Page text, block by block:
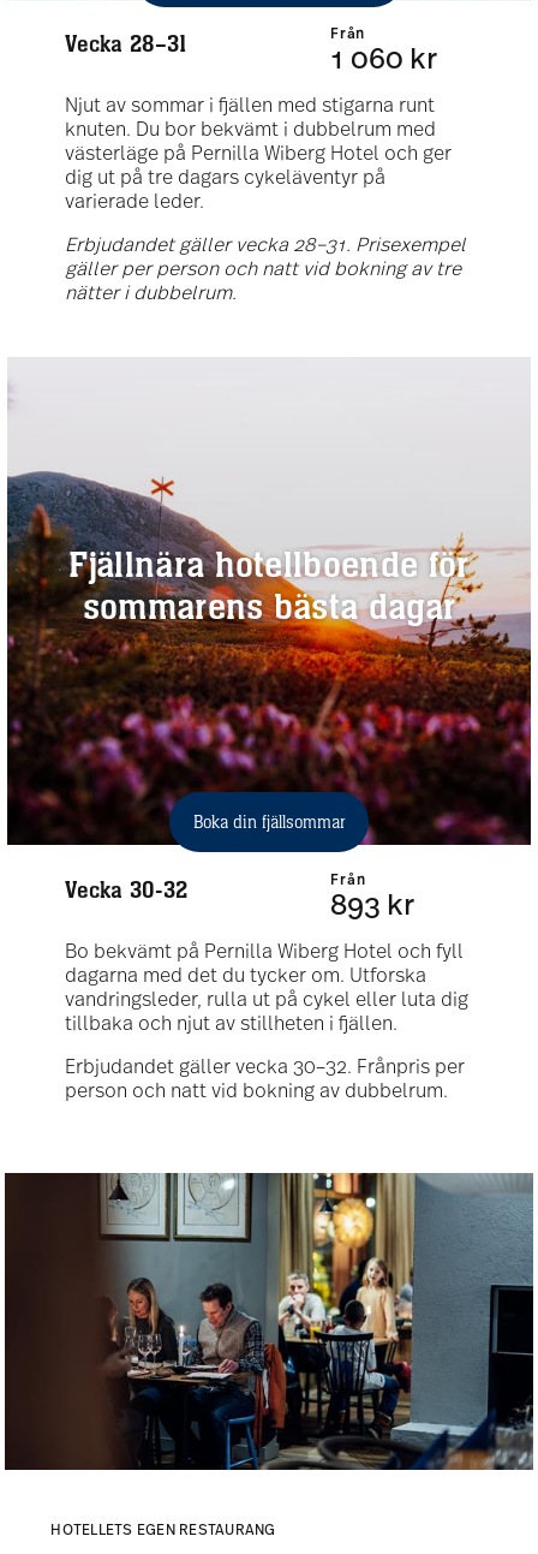
Vecka 28–31 Från
1 060 kr
Njut av sommar i fjällen med stigarna runt
knuten. Du bor bekvämt i dubbelrum med
västerläge på Pernilla Wiberg Hotel och ger
dig ut på tre dagars cykeläventyr på
varierade leder.
Erbjudandet gäller vecka 28–31. Prisexempel
gäller per person och natt vid bokning av tre
nätter i dubbelrum.
Fjällnära hotellboende för
sommarens bästa dagar
Boka din fjällsommar
Vecka 30-32 Från
893 kr
Bo bekvämt på Pernilla Wiberg Hotel och fyll
dagarna med det du tycker om. Utforska
vandringsleder, rulla ut på cykel eller luta dig
tillbaka och njut av stillheten i fjällen.
Erbjudandet gäller vecka 30–32. Frånpris per
person och natt vid bokning av dubbelrum.
HOTELLETS EGEN RESTAURANG